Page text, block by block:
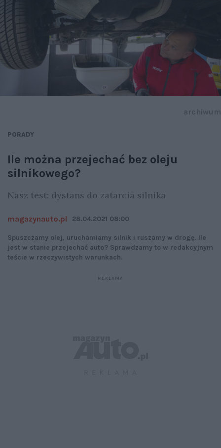
PORADY
Ile można przejechać bez oleju
silnikowego?
Nasz test: dystans do zatarcia silnika
magazynauto.pl 28.04.2021 08:00
Spuszczamy olej, uruchamiamy silnik i ruszamy w drogę. Ile
jest w stanie przejechać auto? Sprawdzamy to w redakcyjnym
teście w rzeczywistych warunkach.